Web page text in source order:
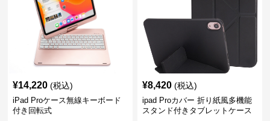
¥14,220 (税込)
iPad Proケース無線キーボード
付き回転式
¥8,420 (税込)
ipad Proカバー 折り紙風多機能
スタンド付きタブレットケース